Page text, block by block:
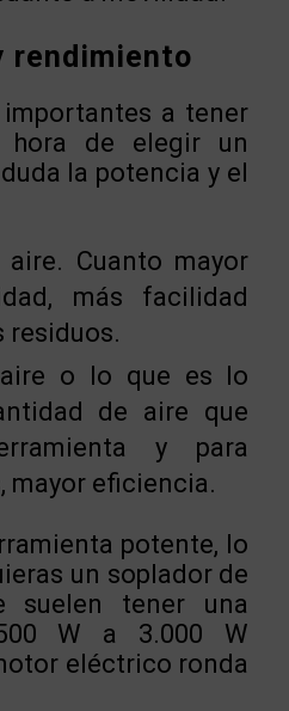
rendimiento
a tener
de elegir un
la potencia y el
Cuanto mayor
más facilidad
residuos.
o lo que es lo
de aire que
y para
mayor eficiencia.
potente, lo
un soplador de
suelen tener una
W a 3.000 W
eléctrico ronda